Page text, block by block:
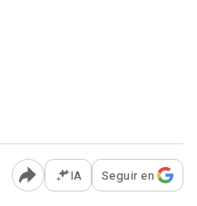
Abrir opciones para
IA Seguir en